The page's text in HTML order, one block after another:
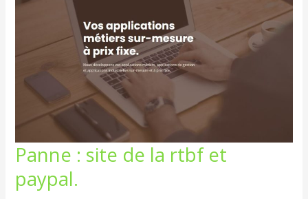
Panne : site de la rtbf et
paypal.
PANNE
:
SITE
DE
LA
RTBF